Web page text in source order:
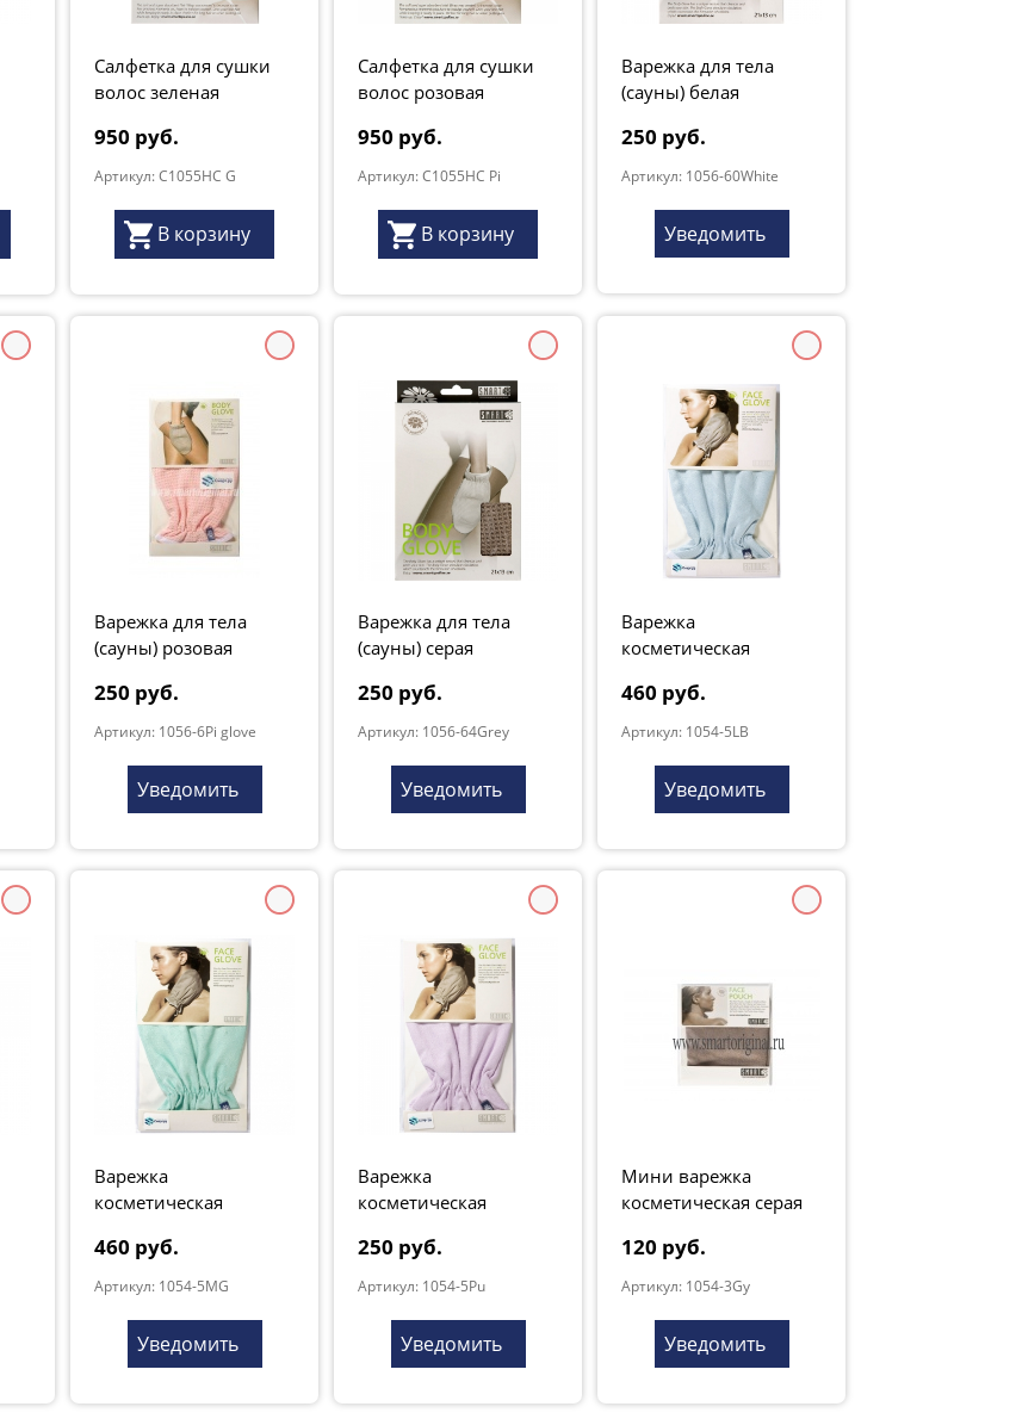
Салфетка для сушки
волос зеленая
950 руб.
Артикул: C1055HC G
В корзину
Салфетка для сушки
волос розовая
950 руб.
Артикул: C1055HC Pi
В корзину
Варежка для тела
(сауны) белая
250 руб.
Артикул: 1056-60White
Уведомить
Варежка для тела
(сауны) розовая
250 руб.
Артикул: 1056-6Pi glove
Уведомить
Варежка для тела
(сауны) серая
250 руб.
Артикул: 1056-64Grey
Уведомить
Варежка
косметическая
460 руб.
Артикул: 1054-5LB
Уведомить
Варежка
косметическая
460 руб.
Артикул: 1054-5MG
Уведомить
Варежка
косметическая
250 руб.
Артикул: 1054-5Pu
Уведомить
Мини варежка
косметическая серая
120 руб.
Артикул: 1054-3Gy
Уведомить